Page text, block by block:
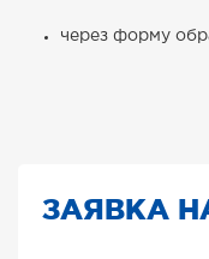
через форму
ЗАЯВКА